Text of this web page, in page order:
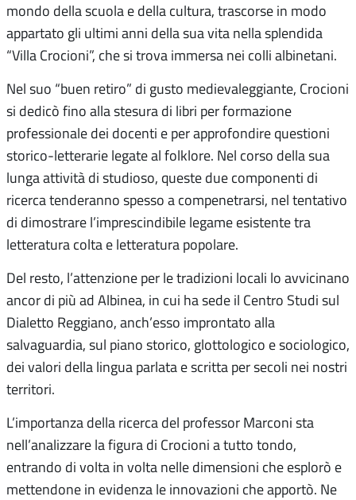
mondo della scuola e della cultura, trascorse in modo
appartato gli ultimi anni della sua vita nella splendida
“Villa Crocioni”, che si trova immersa nei colli albinetani.
Nel suo “buen retiro” di gusto medievaleggiante, Crocioni
si dedicò fino alla stesura di libri per formazione
professionale dei docenti e per approfondire questioni
storico-letterarie legate al folklore. Nel corso della sua
lunga attività di studioso, queste due componenti di
ricerca tenderanno spesso a compenetrarsi, nel tentativo
di dimostrare l’imprescindibile legame esistente tra
letteratura colta e letteratura popolare.
Del resto, l’attenzione per le tradizioni locali lo avvicinano
ancor di più ad Albinea, in cui ha sede il Centro Studi sul
Dialetto Reggiano, anch’esso improntato alla
salvaguardia, sul piano storico, glottologico e sociologico,
dei valori della lingua parlata e scritta per secoli nei nostri
territori.
L’importanza della ricerca del professor Marconi sta
nell’analizzare la figura di Crocioni a tutto tondo,
entrando di volta in volta nelle dimensioni che esplorò e
mettendone in evidenza le innovazioni che apportò. Ne